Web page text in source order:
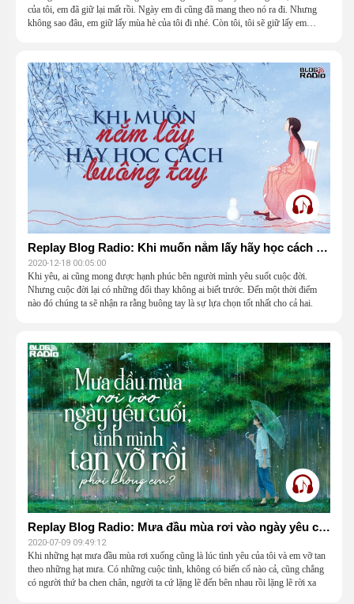
của tôi, em đã giữ lại mất rồi. Ngày em đi cũng đã mang theo nó ra đi. Nhưng
không sao đâu, em giữ lấy mùa hè của tôi đi nhé. Còn tôi, tôi sẽ giữ lấy em…
Replay Blog Radio: Khi muốn nắm lấy hãy học cách buông tay
2020-12-18 00:05:00
Khi yêu, ai cũng mong được hạnh phúc bên người mình yêu suốt cuộc đời.
Nhưng cuộc đời lại có những đổi thay không ai biết trước. Đến một thời điểm
nào đó chúng ta sẽ nhận ra rằng buông tay là sự lựa chọn tốt nhất cho cả hai.
Replay Blog Radio: Mưa đầu mùa rơi vào ngày yêu cuối, tình mình tan vỡ rồi phải không em?
2020-07-09 09:49:12
Khi những hạt mưa đầu mùa rơi xuống cũng là lúc tình yêu của tôi và em vỡ tan
theo những hạt mưa. Có những cuộc tình, không có biến cố nào cả, cũng chẳng
có người thứ ba chen chân, người ta cứ lặng lẽ đến bên nhau rồi lặng lẽ rời xa